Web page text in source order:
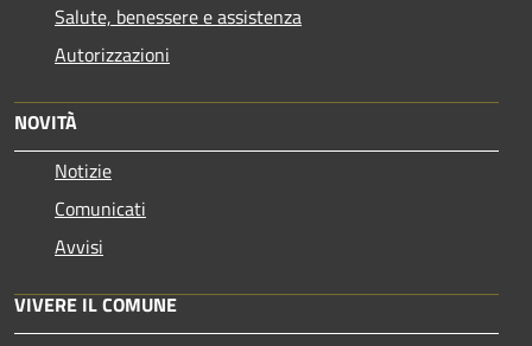
Salute, benessere e assistenza
Autorizzazioni
NOVITÀ
Notizie
Comunicati
Avvisi
VIVERE IL COMUNE